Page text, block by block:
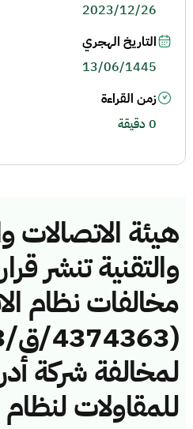
هيئة الاتصالات
والتقنية تنشر
مخالفات نظام
لمخالفة شركة
للمقاولات لنظام
2023/12/26
التاريخ الهجري
13/06/1445
زمن القراءة
0 دقيقة